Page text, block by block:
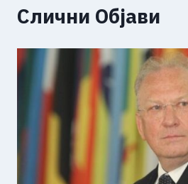
Слични Објави